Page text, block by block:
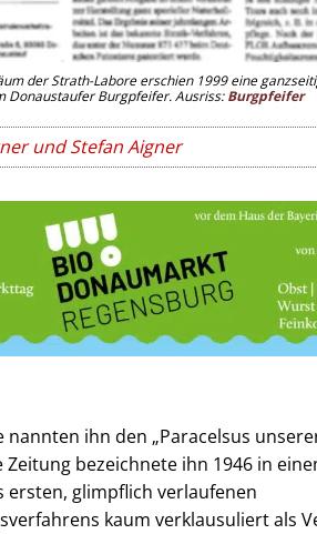
der Strath-Labore erschien 1999 eine
Donaustaufer Burgpfeifer. Ausriss:Burgpfeifer
und Stefan Aigner
nannten ihn den „Paracelsus
bezeichnete ihn 1946 in
ersten, glimpflich verlaufenen
kaum verklausuliert als